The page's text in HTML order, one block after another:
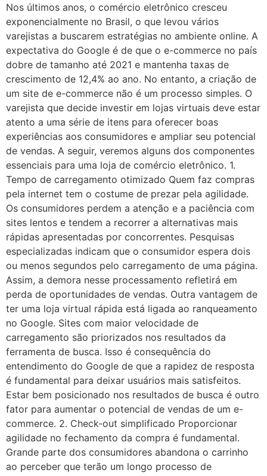
Nos últimos anos, o comércio eletrônico cresceu
exponencialmente no Brasil, o que levou vários
varejistas a buscarem estratégias no ambiente online. A
expectativa do Google é de que o e-commerce no país
dobre de tamanho até 2021 e mantenha taxas de
crescimento de 12,4% ao ano. No entanto, a criação de
um site de e-commerce não é um processo simples. O
varejista que decide investir em lojas virtuais deve estar
atento a uma série de itens para oferecer boas
experiências aos consumidores e ampliar seu potencial
de vendas. A seguir, veremos alguns dos componentes
essenciais para uma loja de comércio eletrônico. 1.
Tempo de carregamento otimizado Quem faz compras
pela internet tem o costume de prezar pela agilidade.
Os consumidores perdem a atenção e a paciência com
sites lentos e tendem a recorrer a alternativas mais
rápidas apresentadas por concorrentes. Pesquisas
especializadas indicam que o consumidor espera dois
ou menos segundos pelo carregamento de uma página.
Assim, a demora nesse processamento refletirá em
perda de oportunidades de vendas. Outra vantagem de
ter uma loja virtual rápida está ligada ao ranqueamento
no Google. Sites com maior velocidade de
carregamento são priorizados nos resultados da
ferramenta de busca. Isso é consequência do
entendimento do Google de que a rapidez de resposta
é fundamental para deixar usuários mais satisfeitos.
Estar bem posicionado nos resultados de busca é outro
fator para aumentar o potencial de vendas de um e-
commerce. 2. Check-out simplificado Proporcionar
agilidade no fechamento da compra é fundamental.
Grande parte dos consumidores abandona o carrinho
ao perceber que terão um longo processo de